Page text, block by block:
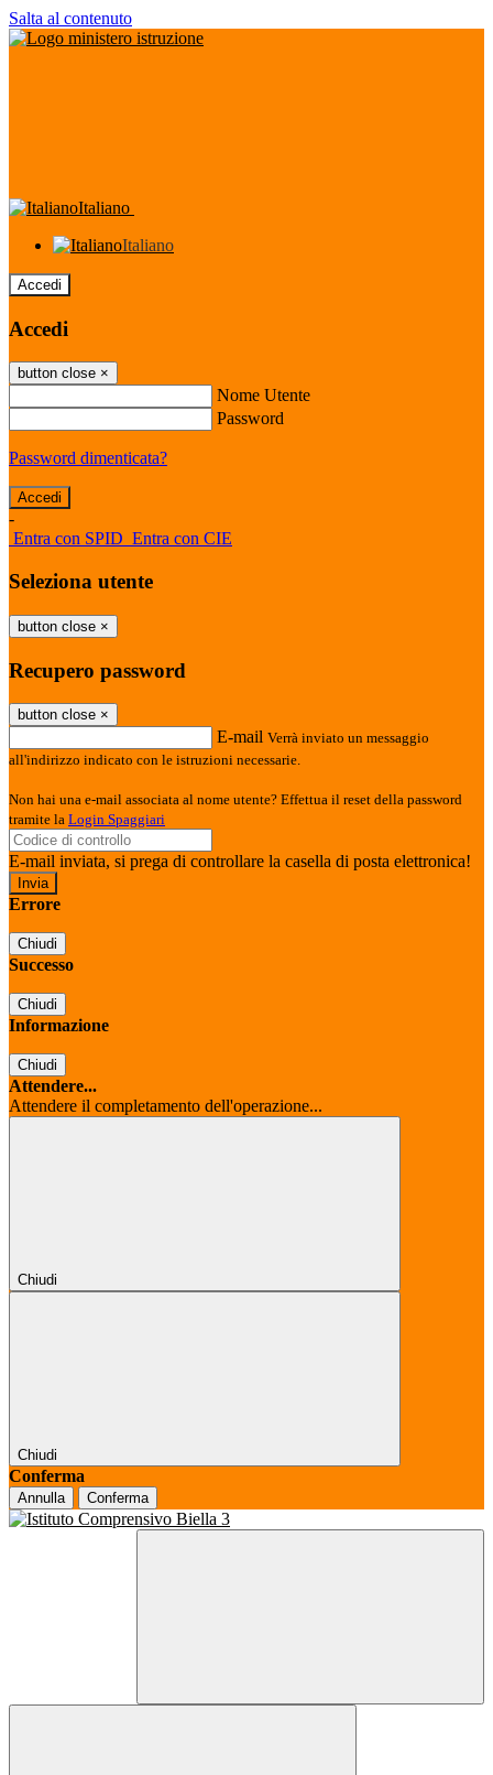
Salta al contenuto
Italiano
Italiano
Accedi
Accedi
button close ×
Nome Utente
Password
Password dimenticata?
-
Entra con SPID Entra con CIE
Seleziona utente
button close ×
Recupero password
button close ×
E-mail Verrà inviato un messaggio
all'indirizzo indicato con le istruzioni necessarie.
Non hai una e-mail associata al nome utente? Effettua il reset della password
tramite la Login Spaggiari
E-mail inviata, si prega di controllare la casella di posta elettronica!
Errore
Chiudi
Successo
Chiudi
Informazione
Chiudi
Attendere...
Attendere il completamento dell'operazione...
Chiudi
Chiudi
Conferma
Annulla Conferma